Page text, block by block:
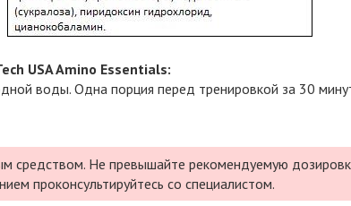
USA Amino Essentials:
воды. Одна порция перед тренировкой за 30
средством. Не превышайте рекомендуемую
проконсультируйтесь со специалистом.